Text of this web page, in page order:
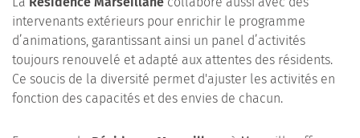
intervenants extérieurs pour enrichir le programme
d’animations, garantissant ainsi un panel d’activités
toujours renouvelé et adapté aux attentes des résidents.
Ce soucis de la diversité permet d'ajuster les activités en
fonction des capacités et des envies de chacun.